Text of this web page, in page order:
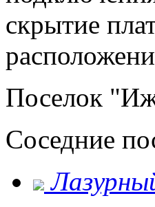
скрытие
Поселок
Соседние